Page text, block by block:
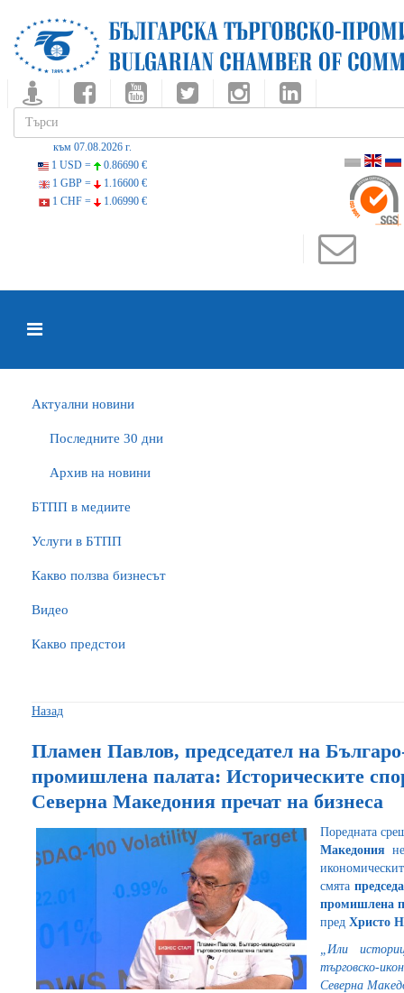
към 07.08.2026 г.
1 USD =
0.86690 €
1 GBP =
1.16600 €
1 CHF =
1.06990 €
Актуални новини
Последните 30 дни
Архив на новини
БTПП в медиите
Услуги в БТПП
Какво ползва бизнесът
Видео
Какво предстои
Назад
Пламен Павлов, председател на
промишлена палата: Историческите
Северна Македония пречат на бизнеса
Поредната
Македония
смята
промишлена
пред Христо
„Или
търговско-
Северна